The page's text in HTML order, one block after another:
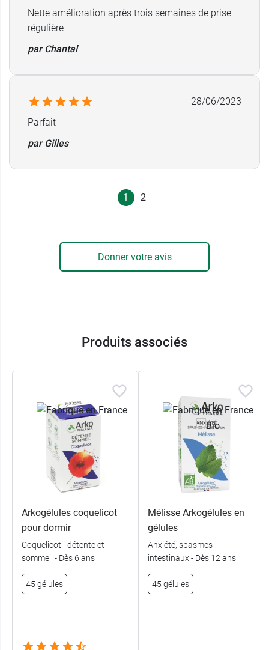
Nette amélioration après trois semaines de prise
régulière
par Chantal
28/06/2023
Parfait
par Gilles
1 2
Donner votre avis
Produits associés
Arkogélules coquelicot
pour dormir
Coquelicot - détente et
sommeil - Dès 6 ans
45 gélules
Mélisse Arkogélules en
gélules
Anxiété, spasmes
intestinaux - Dès 12 ans
45 gélules